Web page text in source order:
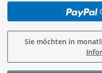
Sie möchten in